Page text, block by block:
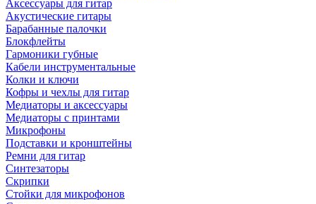
Аксессуары для гитар
Акустические гитары
Барабанные палочки
Блокфлейты
Гармоники губные
Кабели инструментальные
Колки и ключи
Кофры и чехлы для гитар
Медиаторы и аксессуары
Медиаторы с принтами
Микрофоны
Подставки и кронштейны
Ремни для гитар
Синтезаторы
Скрипки
Стойки для микрофонов